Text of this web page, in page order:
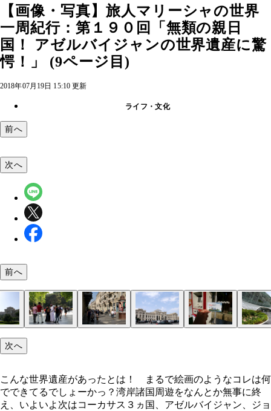
【画像・写真】旅人マリーシャの世界
一周紀行：第１９０回「無類の親日
国！ アゼルバイジャンの世界遺産に驚
愕！」 (9ページ目)
2018年07月19日 15:10 更新
ライフ・文化
前へ
次へ
前へ
次へ
こんな世界遺産があったとは！ まるで絵画のようなコレは何
でできてるでしょーかっ？湾岸諸国周遊をなんとか無事に終
え、いよいよ次はコーカサス３ヵ国、アゼルバイジャン、ジョ